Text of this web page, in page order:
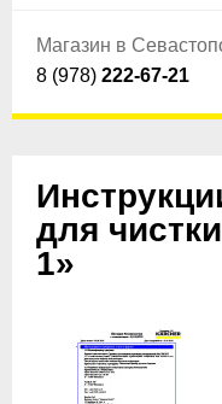
Магазин в
8 (978) 222-67-21
для
1»